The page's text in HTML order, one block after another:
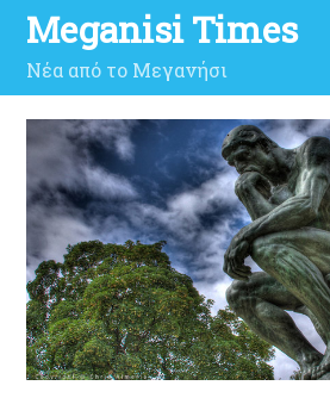
Meganisi Times
Νέα από το Μεγανήσι